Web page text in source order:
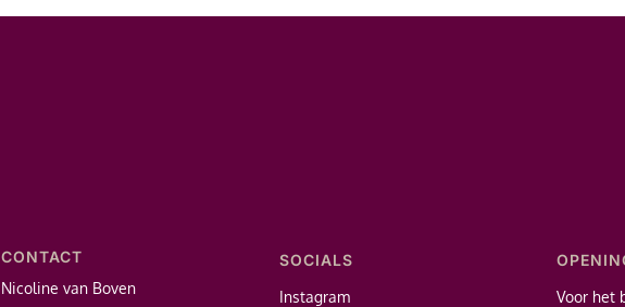
CONTACT
Nicoline van Boven
SOCIALS
Instagram
Voor het